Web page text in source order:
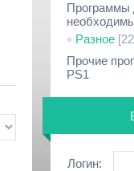
Программы
Разное
Прочие
PS1
Логин: